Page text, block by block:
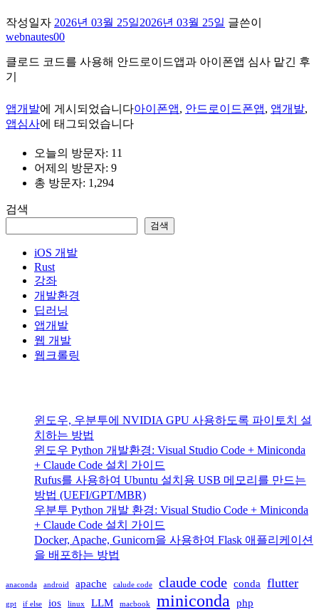
작성일자 2026년 03월 25일2026년 03월 25일 글쓴이
webnautes00
클로드 코드를 사용해 안드로이드앱과 아이폰앱 심사 맡긴 후
기
앱개발에 게시되었습니다아이폰앱, 안드로이드폰앱, 앱개발,
앱심사에 태그되었습니다
오늘의 방문자: 11
어제의 방문자: 9
총 방문자: 1,294
검색
검색
iOS 개발
Rust
강좌
개발환경
딥러닝
앱개발
웹 개발
웹크롤링
윈도우, 우분투에 NVIDIA GPU 사용하도록 파이토치 설
치하는 방법
윈도우 Python 개발환경: Visual Studio Code + Miniconda
+ Claude Code 설치 가이드
Rufus를 사용하여 Ubuntu 설치용 USB 메모리를 만드는
방법 (UEFI/GPT/MBR)
우분투 Python 개발 환경: Visual Studio Code + Miniconda
+ Claude Code 설치 가이드
Docker, Apache, Gunicorn을 사용하여 Flask 애플리케이션
을 배포하는 방법
anaconda android apache calude code claude code conda flutter
gpt if else ios linux LLM macbook miniconda php